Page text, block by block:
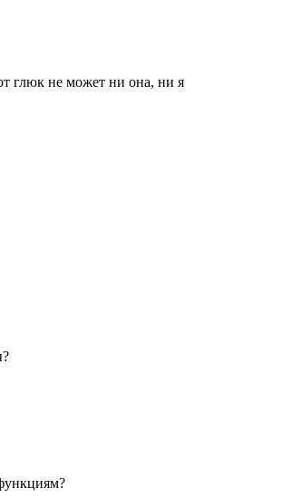
глюк не может ни она, ни я